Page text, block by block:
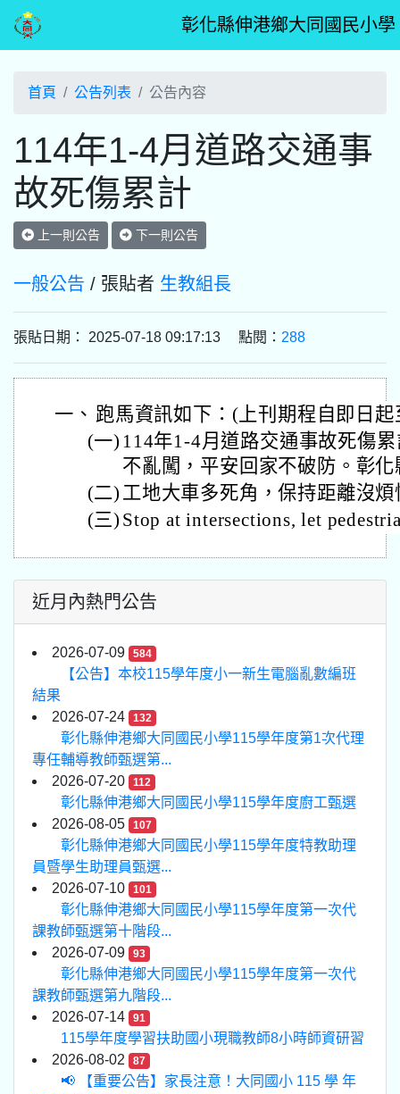
彰化縣伸港鄉大同國民小學
首頁 公告列表 公告內容
114年1-4月道路交通事
故死傷累計
上一則公告 下一則公告
一般公告 / 張貼者 生教組長
張貼日期： 2025-07-18 09:17:13 點閱： 288
一、 跑馬資訊如下：(上刊期程自即日
(一) 114年1-4月道路交通事故死傷
不亂闖，平安回家不破防。彰
(二) 工地大車多死角，保持距離沒煩
(三) Stop at intersections, let
近月內熱門公告
2026-07-09 584
【公告】本校115學年度小一新生電腦亂數編班
結果
2026-07-24
132
彰化縣伸港鄉大同國民小學115學年度第1次代理
專任輔導教師甄選第...
2026-07-20
112
彰化縣伸港鄉大同國民小學115學年度廚工甄選
2026-08-05
107
彰化縣伸港鄉大同國民小學115學年度特教助理
員暨學生助理員甄選...
2026-07-10
101
彰化縣伸港鄉大同國民小學115學年度第一次代
課教師甄選第十階段...
2026-07-09
93
彰化縣伸港鄉大同國民小學115學年度第一次代
課教師甄選第九階段...
2026-07-14
91
115學年度學習扶助國小現職教師8小時師資研習
2026-08-02
87
📢 【重要公告】家長注意！大同國小 115 學 年